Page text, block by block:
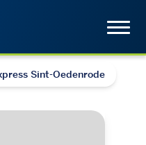
Sint-Oedenrode